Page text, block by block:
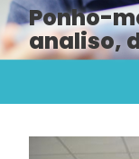
Ponho-
analiso,